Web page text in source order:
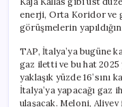
enerji, Orta Koridor ve
görüşmelerin
TAP, İtalya’ya bugüne
gaz iletti ve bu hat 2025
yaklaşık yüzde 16’sını
İtalya’ya yapacağı gaz
ulaşacak. Meloni,